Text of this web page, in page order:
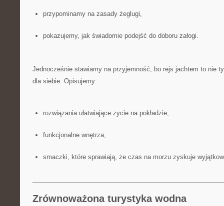
przypominamy na zasady żeglugi,
pokazujemy, jak świadomie podejść do doboru załogi.
Jednocześnie stawiamy na przyjemność, bo rejs jachtem to nie
dla siebie. Opisujemy:
rozwiązania ułatwiające życie na pokładzie,
funkcjonalne wnętrza,
smaczki, które sprawiają, że czas na morzu zyskuje
Zrównoważona turystyka wodna